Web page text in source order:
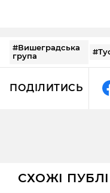
#Вишеградська
група
ПОДІЛИТИСЬ
СХОЖІ